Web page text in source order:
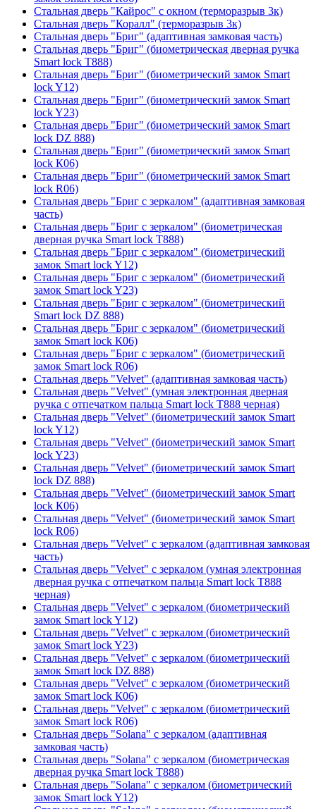
Стальная дверь "Кайрос" с окном (терморазрыв 3к)
Стальная дверь "Коралл" (терморазрыв 3к)
Стальная дверь "Бриг" (адаптивная замковая часть)
Стальная дверь "Бриг" (биометрическая дверная ручка
Smart lock T888)
Стальная дверь "Бриг" (биометрический замок Smart
lock Y12)
Стальная дверь "Бриг" (биометрический замок Smart
lock Y23)
Стальная дверь "Бриг" (биометрический замок Smart
lock DZ 888)
Стальная дверь "Бриг" (биометрический замок Smart
lock К06)
Стальная дверь "Бриг" (биометрический замок Smart
lock R06)
Стальная дверь "Бриг с зеркалом" (адаптивная замковая
часть)
Стальная дверь "Бриг с зеркалом" (биометрическая
дверная ручка Smart lock T888)
Стальная дверь "Бриг с зеркалом" (биометрический
замок Smart lock Y12)
Стальная дверь "Бриг с зеркалом" (биометрический
замок Smart lock Y23)
Стальная дверь "Бриг с зеркалом" (биометрический
Smart lock DZ 888)
Стальная дверь "Бриг с зеркалом" (биометрический
замок Smart lock К06)
Стальная дверь "Бриг с зеркалом" (биометрический
замок Smart lock R06)
Стальная дверь "Velvet" (адаптивная замковая часть)
Стальная дверь "Velvet" (умная электронная дверная
ручка с отпечатком пальца Smart lock T888 черная)
Стальная дверь "Velvet" (биометрический замок Smart
lock Y12)
Стальная дверь "Velvet" (биометрический замок Smart
lock Y23)
Стальная дверь "Velvet" (биометрический замок Smart
lock DZ 888)
Стальная дверь "Velvet" (биометрический замок Smart
lock К06)
Стальная дверь "Velvet" (биометрический замок Smart
lock R06)
Стальная дверь "Velvet" с зеркалом (адаптивная замковая
часть)
Стальная дверь "Velvet" с зеркалом (умная электронная
дверная ручка с отпечатком пальца Smart lock T888
черная)
Стальная дверь "Velvet" с зеркалом (биометрический
замок Smart lock Y12)
Стальная дверь "Velvet" с зеркалом (биометрический
замок Smart lock Y23)
Стальная дверь "Velvet" с зеркалом (биометрический
замок Smart lock DZ 888)
Стальная дверь "Velvet" с зеркалом (биометрический
замок Smart lock К06)
Стальная дверь "Velvet" с зеркалом (биометрический
замок Smart lock R06)
Стальная дверь "Solana" с зеркалом (адаптивная
замковая часть)
Стальная дверь "Solana" с зеркалом (биометрическая
дверная ручка Smart lock T888)
Стальная дверь "Solana" с зеркалом (биометрический
замок Smart lock Y12)